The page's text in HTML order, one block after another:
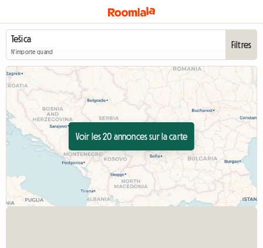
N'importe quand
Filtres
Voir les 20 annonces sur la carte